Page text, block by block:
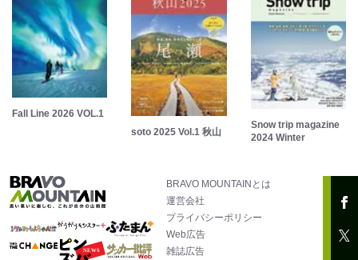
Fall Line 2026 VOL.1
soto 2025 Vol.1 秋山
Snow trip magazine
2024 Winter
BRAVO MOUNTAINとは
運営会社
プライバシーポリシー
Web広告
雑誌広告